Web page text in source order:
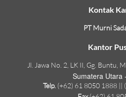
Kontak
PT Murni
Kantor
Jl. Jawa No. 2, LK II, Gg. Buntu,
Sumatera Utara
Telp. (+62) 61 8050 1888 ||